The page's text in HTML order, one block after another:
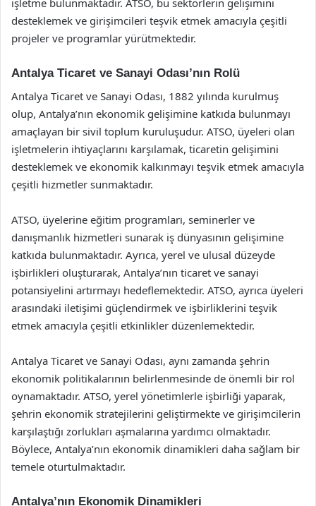
işletme bulunmaktadır. ATSO, bu sektörlerin gelişimini
desteklemek ve girişimcileri teşvik etmek amacıyla çeşitli
projeler ve programlar yürütmektedir.
Antalya Ticaret ve Sanayi Odası’nın Rolü
Antalya Ticaret ve Sanayi Odası, 1882 yılında kurulmuş
olup, Antalya’nın ekonomik gelişimine katkıda bulunmayı
amaçlayan bir sivil toplum kuruluşudur. ATSO, üyeleri olan
işletmelerin ihtiyaçlarını karşılamak, ticaretin gelişimini
desteklemek ve ekonomik kalkınmayı teşvik etmek amacıyla
çeşitli hizmetler sunmaktadır.
ATSO, üyelerine eğitim programları, seminerler ve
danışmanlık hizmetleri sunarak iş dünyasının gelişimine
katkıda bulunmaktadır. Ayrıca, yerel ve ulusal düzeyde
işbirlikleri oluşturarak, Antalya’nın ticaret ve sanayi
potansiyelini artırmayı hedeflemektedir. ATSO, ayrıca üyeleri
arasındaki iletişimi güçlendirmek ve işbirliklerini teşvik
etmek amacıyla çeşitli etkinlikler düzenlemektedir.
Antalya Ticaret ve Sanayi Odası, aynı zamanda şehrin
ekonomik politikalarının belirlenmesinde de önemli bir rol
oynamaktadır. ATSO, yerel yönetimlerle işbirliği yaparak,
şehrin ekonomik stratejilerini geliştirmekte ve girişimcilerin
karşılaştığı zorlukları aşmalarına yardımcı olmaktadır.
Böylece, Antalya’nın ekonomik dinamikleri daha sağlam bir
temele oturtulmaktadır.
Antalya’nın Ekonomik Dinamikleri